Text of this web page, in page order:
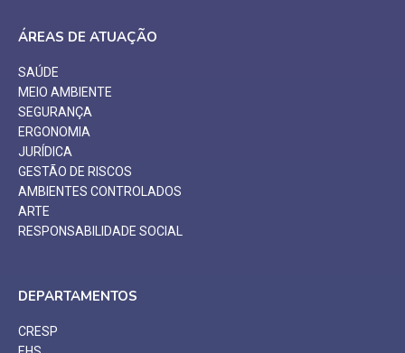
ÁREAS DE ATUAÇÃO
SAÚDE
MEIO AMBIENTE
SEGURANÇA
ERGONOMIA
JURÍDICA
GESTÃO DE RISCOS
AMBIENTES CONTROLADOS
ARTE
RESPONSABILIDADE SOCIAL
DEPARTAMENTOS
CRESP